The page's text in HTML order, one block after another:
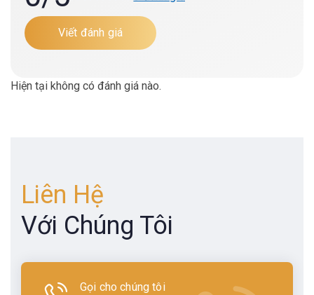
Viết đánh giá
Hiện tại không có đánh giá nào.
Liên Hệ
Với Chúng Tôi
Gọi cho chúng tôi